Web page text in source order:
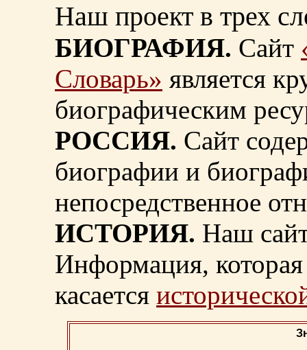
Наш проект в трех
БИОГРАФИЯ. Сайт
Словарь» является
биографическим
РОССИЯ. Сайт
биографии и
непосредственное
ИСТОРИЯ. Наш
Информация, которая
касается